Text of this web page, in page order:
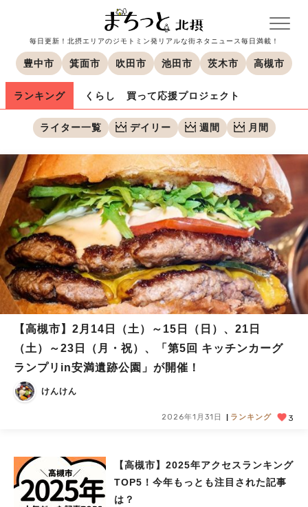
毎日更新！北摂エリアのジモトミン発リアルな街ネタニュース毎日満載！
豊中市 箕面市 吹田市 池田市 茨木市 高槻市
ランキング くらし 買って応援プロジェクト
ライター一覧 デイリー 週間 月間
【高槻市】2月14日（土）～15日（日）、21日
（土）～23日（月・祝）、「第5回 キッチンカーグ
ランプリin安満遺跡公園」が開催！
けんけん
2026年1月31日 ランキング 3
【高槻市】2025年アクセスランキング
TOP5！今年もっとも注目された記事
は？